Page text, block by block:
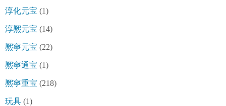
淳化元宝 (1)
淳熈元宝 (14)
熈寧元宝 (22)
熈寧通宝 (1)
熈寧重宝 (218)
玩具 (1)